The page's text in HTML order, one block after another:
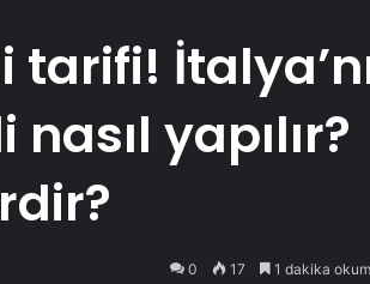
yapılır?
0 17 1 dakika